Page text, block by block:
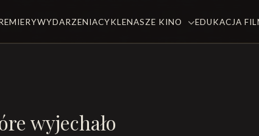
WYDARZENIACYKLENASZE KINO EDUKACJA
wyjechało